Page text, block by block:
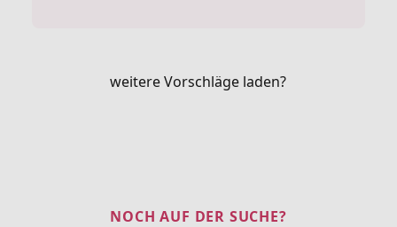
weitere Vorschläge laden?
NOCH AUF DER SUCHE?